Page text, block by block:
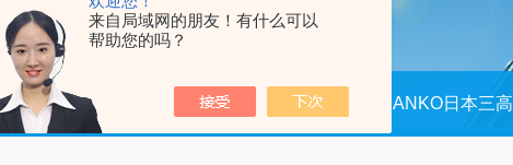
来自局域网的朋友！有什么可以
帮助您的吗？
首页 产品中心 SANKO日本三高